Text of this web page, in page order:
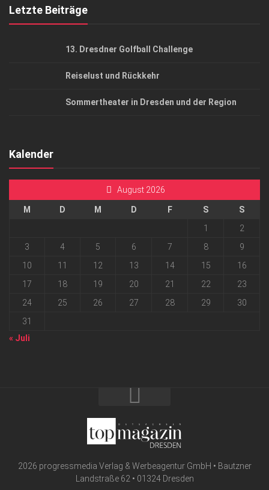
Letzte Beiträge
13. Dresdner Golfball Challenge
Reiselust und Rückkehr
Sommertheater in Dresden und der Region
Kalender
August 2026
M D M D F S
S
1
2
3
4 5 6 7 8
9
10
11 12 13 14 15
16
17
18 19 20 21 22
23
24
25 26 27 28 29
30
31
« Juli
2026 progressmedia Verlag & Werbeagentur GmbH • Bautzner
Landstraße 62 • 01324 Dresden